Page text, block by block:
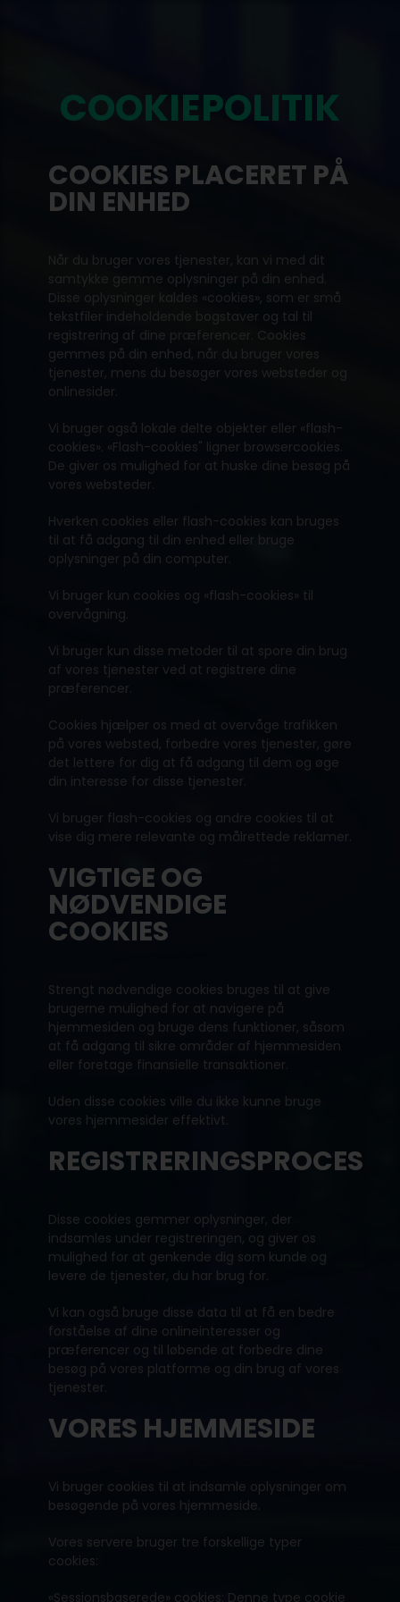
COOKIEPOLITIK
COOKIES PLACERET PÅ
DIN ENHED
Når du bruger vores tjenester, kan vi med dit
samtykke gemme oplysninger på din enhed.
Disse oplysninger kaldes «cookies», som er små
tekstfiler indeholdende bogstaver og tal til
registrering af dine præferencer. Cookies
gemmes på din enhed, når du bruger vores
tjenester, mens du besøger vores websteder og
onlinesider.
Vi bruger også lokale delte objekter eller «flash-
cookies». «Flash-cookies" ligner browsercookies.
De giver os mulighed for at huske dine besøg på
vores websteder.
Hverken cookies eller flash-cookies kan bruges
til at få adgang til din enhed eller bruge
oplysninger på din computer.
Vi bruger kun cookies og «flash-cookies» til
overvågning.
Vi bruger kun disse metoder til at spore din brug
af vores tjenester ved at registrere dine
præferencer.
Cookies hjælper os med at overvåge trafikken
på vores websted, forbedre vores tjenester, gøre
det lettere for dig at få adgang til dem og øge
din interesse for disse tjenester.
Vi bruger flash-cookies og andre cookies til at
vise dig mere relevante og målrettede reklamer.
VIGTIGE OG
NØDVENDIGE
COOKIES
Strengt nødvendige cookies bruges til at give
brugerne mulighed for at navigere på
hjemmesiden og bruge dens funktioner, såsom
at få adgang til sikre områder af hjemmesiden
eller foretage finansielle transaktioner.
Uden disse cookies ville du ikke kunne bruge
vores hjemmesider effektivt.
REGISTRERINGSPROCES
Disse cookies gemmer oplysninger, der
indsamles under registreringen, og giver os
mulighed for at genkende dig som kunde og
levere de tjenester, du har brug for.
Vi kan også bruge disse data til at få en bedre
forståelse af dine onlineinteresser og
præferencer og til løbende at forbedre dine
besøg på vores platforme og din brug af vores
tjenester.
VORES HJEMMESIDE
Vi bruger cookies til at indsamle oplysninger om
besøgende på vores hjemmeside.
Vores servere bruger tre forskellige typer
cookies:
«Sessionsbaserede» cookies: Denne type cookie